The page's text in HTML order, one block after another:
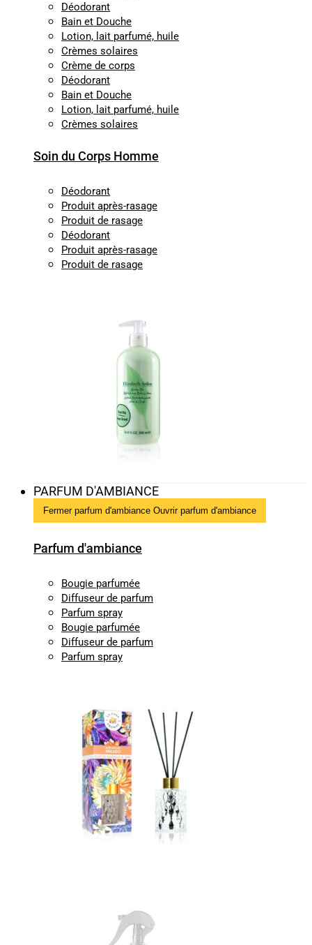
Déodorant
Bain et Douche
Lotion, lait parfumé, huile
Crèmes solaires
Crème de corps
Déodorant
Bain et Douche
Lotion, lait parfumé, huile
Crèmes solaires
Soin du Corps Homme
Déodorant
Produit après-rasage
Produit de rasage
Déodorant
Produit après-rasage
Produit de rasage
PARFUM D'AMBIANCE
Fermer parfum d'ambiance Ouvrir parfum d'ambiance
Parfum d'ambiance
Bougie parfumée
Diffuseur de parfum
Parfum spray
Bougie parfumée
Diffuseur de parfum
Parfum spray